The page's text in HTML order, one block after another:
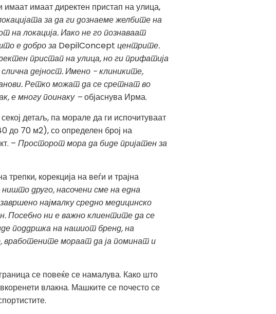
имаат директен пристап на улица,
за да ги дознаеме желбите на
на локација. Иако не го познаваат
е добро за DepilConcept центрите.
пристап на улица, но ги прифатија
дејност. Имено - клиниките,
Ретко можат да се сретнат во
е многу поинаку –објаснува Ирма.
детаљ, па морале да ги испочитуваат
до 70 м2), со определен број на
– Просторот мора да биде пријатен за
корекција на веѓи и трајна
друго, насочени сме на една
најмалку средно медицинско
Посебно ни е важно клиентите да се
поддршка на нашиот бренд, на
мораат да ја поминат и
се повеќе се намалува. Како што
влакна. Машките се почесто се